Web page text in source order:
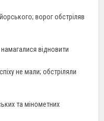
ворог обстріляв
відновити
не мали; обстріляли
та мінометних